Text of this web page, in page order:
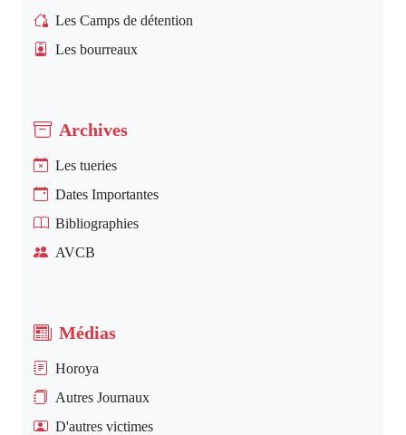
Les Camps de détention
Les bourreaux
Archives
Les tueries
Dates Importantes
Bibliographies
AVCB
Médias
Horoya
Autres Journaux
D'autres victimes